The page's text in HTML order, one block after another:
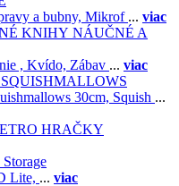
a bubny, Mikrof ... viac
NÁUČNÉ A
, Kvído, Zábav ... viac
SQUISHMALLOWS
30cm, Squish ...
HRAČKY
Lite, ... viac